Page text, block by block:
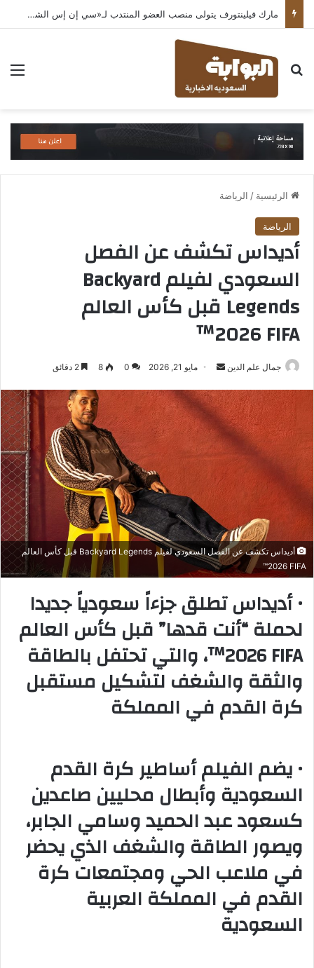
مارك فيلينتورف يتولى منصب العضو المنتدب لـ«سي إن إس الشرق الأوسط» ويشرف على شركات قطاع التكنولوجيا ضمن مجموعة غباش
بحث عن
الرئيسية / الرياضة
الرياضة
أديداس تكشف عن الفصل
السعودي لفيلم Backyard
Legends قبل كأس العالم
‎‎™2026 FIFA‏‏
جمال علم الدين
أرسل
إلكترونيا
مايو 21, 2026 0
8
أديداس تكشف عن الفصل السعودي لفيلم Backyard Legends قبل كأس العالم
‎‎™2026 FIFA‏‏
• أديداس تطلق جزءاً سعودياً جديدا
لحملة “أنت قدها” قبل كأس العالم
‎‎™2026 FIFA‏‏، والتي تحتفل بالطاقة
والثقة والشغف لتشكيل مستقبل
كرة القدم في المملكة
• يضم الفيلم أساطير كرة القدم
السعودية وأبطال محليين صاعدين
كسعود عبد الحميد وسامي الجابر،
ويصور الطاقة والشغف الذي يحضر
في ملاعب الحي ومجتمعات كرة
القدم في المملكة العربية
السعودية